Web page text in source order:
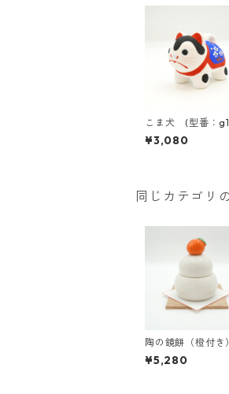
こま犬 (型番：
¥3,080
同じカテゴリ
陶の鏡餅（橙付
萬古焼【日本製】
¥5,280